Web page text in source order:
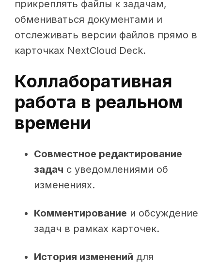
прикреплять файлы к задачам,
обмениваться документами и
отслеживать версии файлов прямо в
карточках NextCloud Deck.
Коллаборативная
работа в реальном
времени
Совместное редактирование
задач с уведомлениями об
изменениях.
Комментирование и обсуждение
задач в рамках карточек.
История изменений для